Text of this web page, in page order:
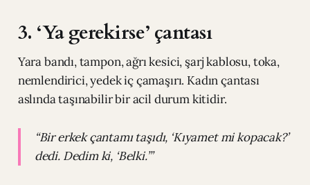
3. ‘Ya gerekirse’ çantası
Yara bandı, tampon, ağrı kesici, şarj kablosu, toka,
nemlendirici, yedek iç çamaşırı. Kadın çantası
aslında taşınabilir bir acil durum kitidir.
“Bir erkek çantamı taşıdı, ‘Kıyamet mi kopacak?’
dedi. Dedim ki, ‘Belki.’”